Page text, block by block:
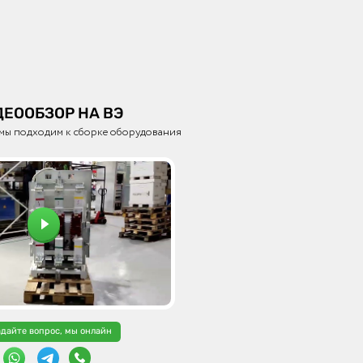
механизм доводки
выкатного элемента
НА ВЭ
мы подходим к сборке оборудования
вопрос, мы онлайн